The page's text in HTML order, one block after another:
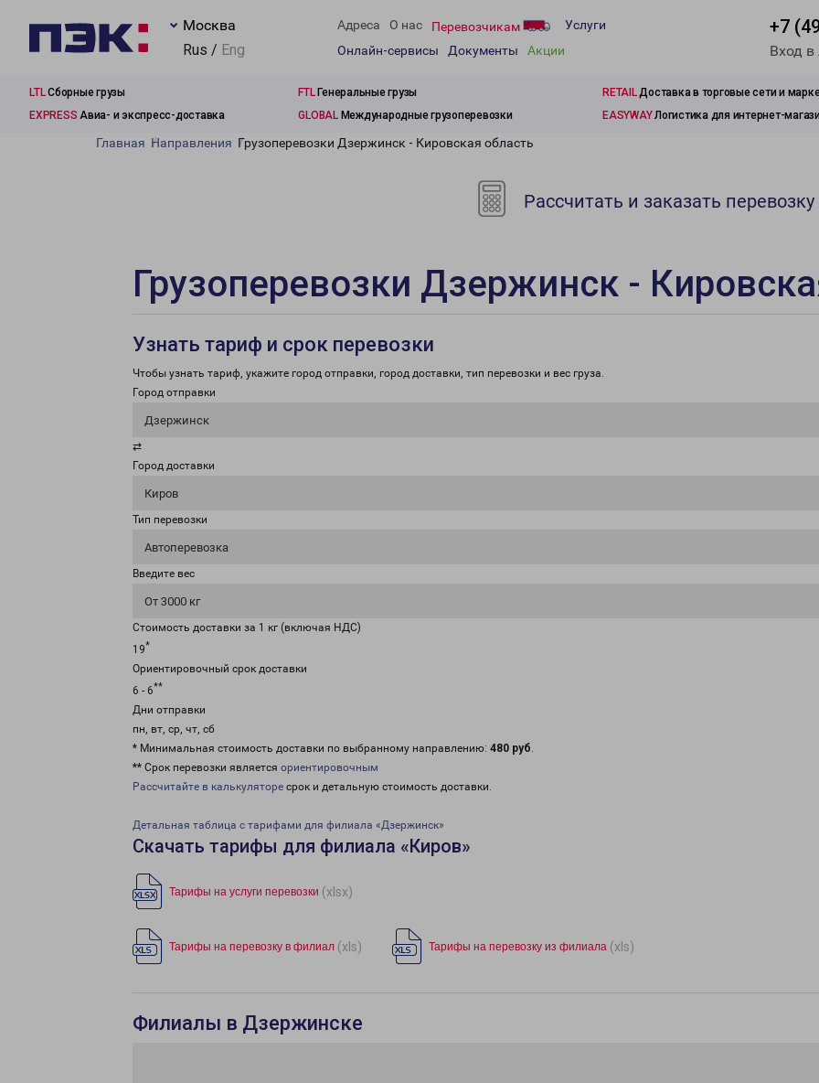
Москва
Rus / Eng
Адреса О нас Перевозчикам
Услуги
Онлайн-сервисы
Документы Акции
+7
Вход
LTLСборные грузы FTLГенеральные грузы RETAILДоставка в торговые сети и
EXPRESS Авиа- и экспресс-доставка GLOBALМеждународные грузоперевозки EASYWAYЛогистика для интернет-
Главная Направления Грузоперевозки Дзержинск - Кировская область
Рассчитать и заказать перевозку
Грузоперевозки Дзержинск -
Узнать тариф и срок перевозки
Чтобы узнать тариф, укажите город отправки, город доставки, тип перевозки и вес груза.
Город отправки
Дзержинск
⇄
Город доставки
Киров
Тип перевозки
Автоперевозка
Введите вес
От 3000 кг
Стоимость доставки за 1 кг (включая НДС)
19*
Ориентировочный срок доставки
6 - 6**
Дни отправки
пн, вт, ср, чт, сб
* Минимальная стоимость доставки по выбранному направлению: 480 руб.
** Срок перевозки является ориентировочным
Рассчитайте в калькуляторе срок и детальную стоимость доставки.
Детальная таблица с тарифами для филиала «Дзержинск»
Скачать тарифы для филиала «Киров»
Тарифы на услуги перевозки (xlsx)
Тарифы на перевозку в филиал (xls) Тарифы на перевозку из филиала (xls)
Филиалы в Дзержинске